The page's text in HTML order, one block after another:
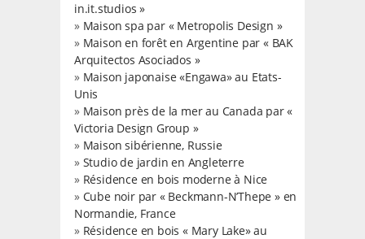
in.it.studios »
» Maison spa par « Metropolis Design »
» Maison en forêt en Argentine par « BAK
Arquitectos Asociados »
» Maison japonaise «Engawa» au Etats-
Unis
» Maison près de la mer au Canada par «
Victoria Design Group »
» Maison sibérienne, Russie
» Studio de jardin en Angleterre
» Résidence en bois moderne à Nice
» Cube noir par « Beckmann-N’Thepe » en
Normandie, France
» Résidence en bois « Mary Lake» au